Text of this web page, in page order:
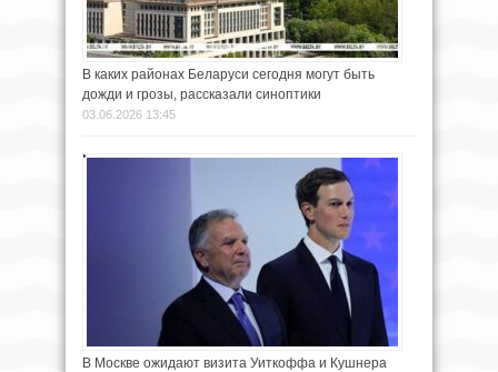
В каких районах Беларуси сегодня могут быть
дожди и грозы, рассказали синоптики
03.06.2026 13:45
В Москве ожидают визита Уиткоффа и Кушнера